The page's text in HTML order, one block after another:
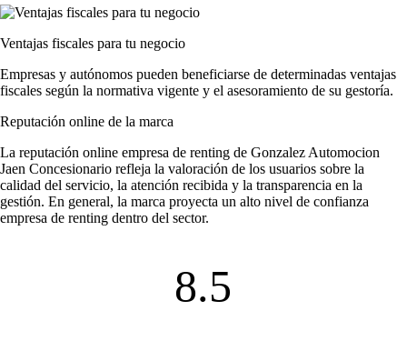
Ventajas fiscales para tu negocio
Empresas y autónomos pueden beneficiarse de determinadas ventajas
fiscales según la normativa vigente y el asesoramiento de su gestoría.
Reputación online de la marca
La reputación online empresa de renting de Gonzalez Automocion
Jaen Concesionario refleja la valoración de los usuarios sobre la
calidad del servicio, la atención recibida y la transparencia en la
gestión. En general, la marca proyecta un alto nivel de confianza
empresa de renting dentro del sector.
8.5